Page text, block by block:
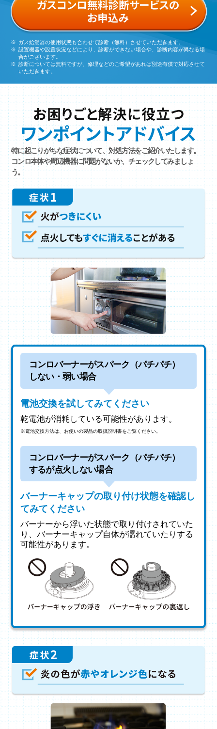
ガス給湯器の使用状態も合わせて診断（無料）させていただきます。
設置機器や設置状況などにより、診断ができない場合や、診断内容が異なる場
合がございます。
診断については無料ですが、修理などのご希望があれば別途有償で対応させて
いただきます。
特に起こりがちな症状について、対処方法をご紹介いたします。
コンロ本体や周辺機器に問題がないか、チェックしてみましょ
う。
コンロバーナーがスパーク（パチパチ）
しない・弱い場合
電池交換を試してみてください
乾電池が消耗している可能性があります。
※電池交換方法は、お使いの製品の取扱説明書をご覧ください。
コンロバーナーがスパーク（パチパチ）
するが点火しない場合
バーナーキャップの取り付け状態を確認し
てみてください
バーナーから浮いた状態で取り付けされていた
り、バーナーキャップ自体が濡れていたりする
可能性があります。